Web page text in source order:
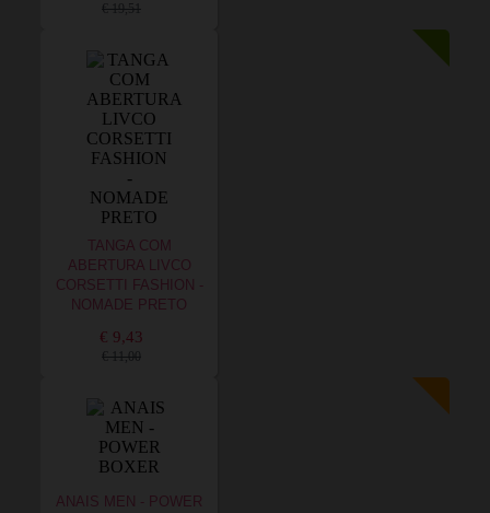
€ 19,51
TANGA COM
ABERTURA LIVCO
CORSETTI FASHION -
NOMADE PRETO
€ 9,43
€ 11,00
ANAIS MEN - POWER